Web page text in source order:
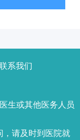
系我们
生或其他医务人员
，请及时到医院就